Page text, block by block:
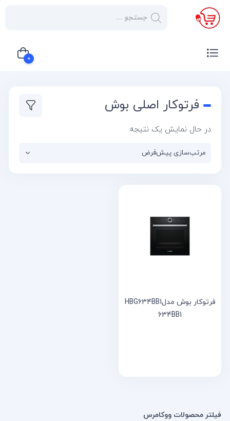
×
صفحه
صوتی و
گازی
0
سبد خرید شما خالی استفرتوکار اصلی بوش
در حال نمایش یک نتیجه
فرتوکار بوش مدلHBG634BB1
634BB1
فیلتر محصولات ووکامرس